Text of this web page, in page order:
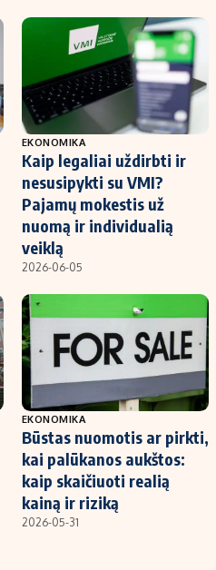
EKONOMIKA
Kaip legaliai uždirbti ir
nesusipykti su VMI?
Pajamų mokestis už
nuomą ir individualią
veiklą
2026-06-05
EKONOMIKA
Būstas nuomotis ar pirkti,
kai palūkanos aukštos:
kaip skaičiuoti realią
kainą ir riziką
2026-05-31